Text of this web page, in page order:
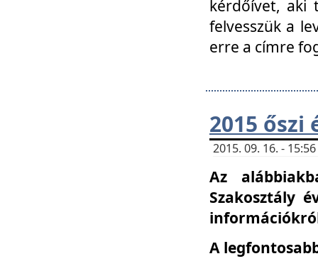
kérdőívet, aki
felvesszük a
erre a címre
2015 őszi
2015. 09. 16. -
Az
Szakosztály
A